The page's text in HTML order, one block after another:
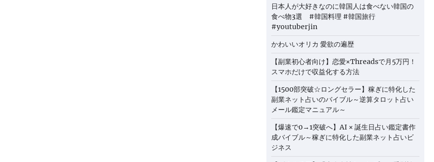
日本人が大好きなのに韓国人は食べない韓国の
食べ物3選 #韓国料理 #韓国旅行
#youtuberjin
かわいいオリカ 愛欲の遍歴
【副業初心者向け】恋愛×Threadsで月5万円！
スマホだけで収益化する方法
【1500部突破☆ロングセラー】稼ぎに特化した
副業ネット占いのバイブル～逆算タロット占い
メール鑑定マニュアル～
【爆速で0→1突破へ】AI × 誕生日占い鑑定書作
成バイブル～稼ぎに特化した副業ネット占いビ
ジネス